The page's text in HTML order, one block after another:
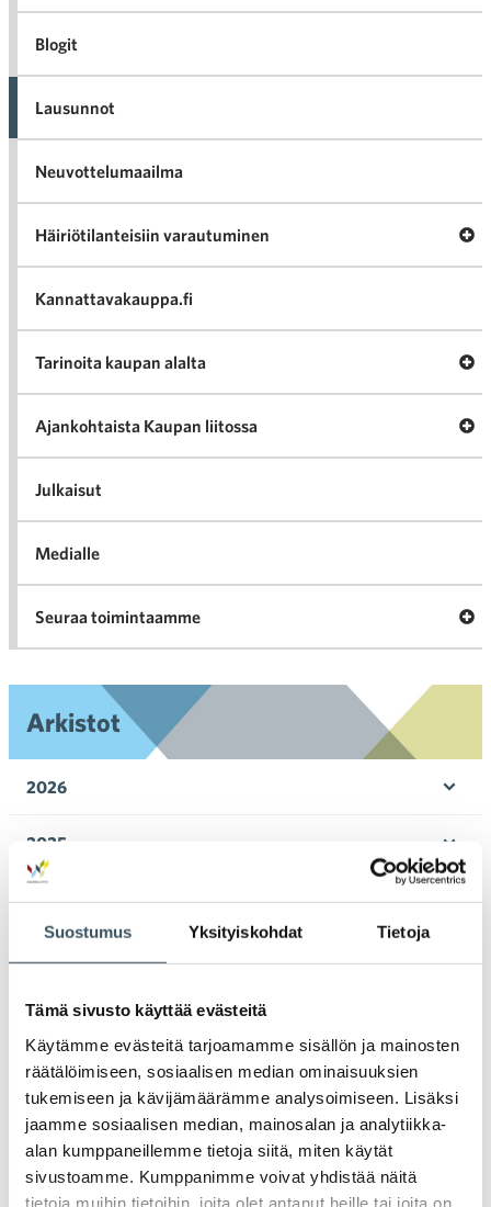
Suostumus Yksityiskohdat Tietoja
Tämä sivusto käyttää evästeitä
Käytämme evästeitä tarjoamamme sisällön ja mainosten
räätälöimiseen, sosiaalisen median ominaisuuksien
tukemiseen ja kävijämäärämme analysoimiseen. Lisäksi
jaamme sosiaalisen median, mainosalan ja analytiikka-
alan kumppaneillemme tietoja siitä, miten käytät
sivustoamme. Kumppanimme voivat yhdistää näitä
tietoja muihin tietoihin, joita olet antanut heille tai joita on
Blogit
Lausunnot
Neuvottelumaailma
Häiriötilanteisiin varautuminen
Kannattavakauppa.fi
Tarinoita kaupan alalta
Ajankohtaista Kaupan liitossa
Julkaisut
Medialle
Seuraa toimintaamme
Arkistot
2026
2025
2024
2022
2021
2020
2019